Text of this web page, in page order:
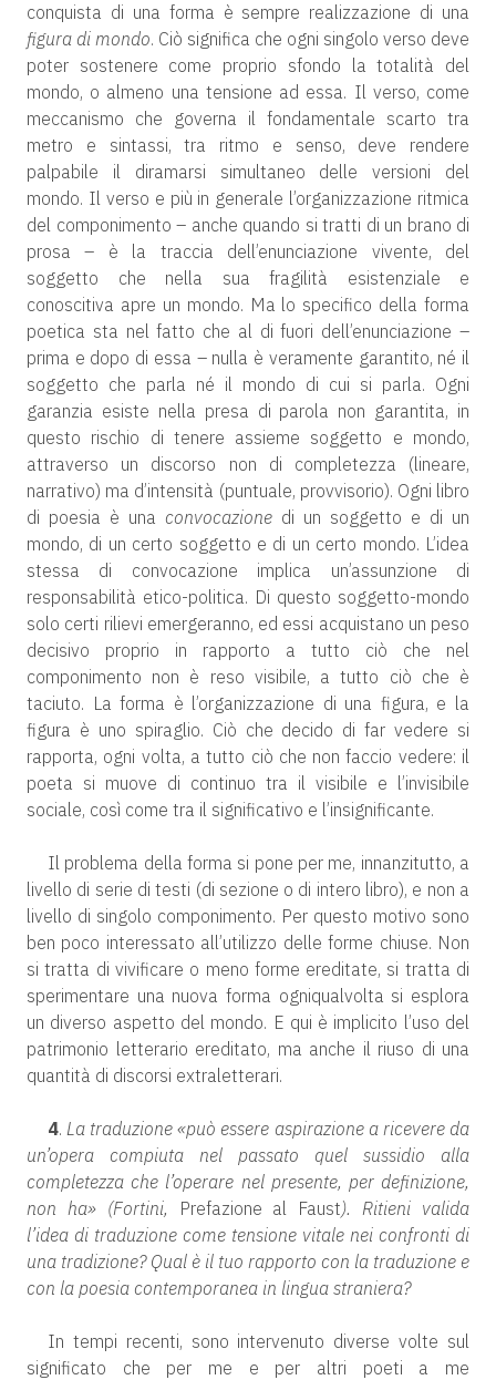
conquista di una forma è sempre realizzazione di una
figura di mondo. Ciò significa che ogni singolo verso deve
poter sostenere come proprio sfondo la totalità del
mondo, o almeno una tensione ad essa. Il verso, come
meccanismo che governa il fondamentale scarto tra
metro e sintassi, tra ritmo e senso, deve rendere
palpabile il diramarsi simultaneo delle versioni del
mondo. Il verso e più in generale l’organizzazione ritmica
del componimento – anche quando si tratti di un brano di
prosa – è la traccia dell’enunciazione vivente, del
soggetto che nella sua fragilità esistenziale e
conoscitiva apre un mondo. Ma lo specifico della forma
poetica sta nel fatto che al di fuori dell’enunciazione –
prima e dopo di essa – nulla è veramente garantito, né il
soggetto che parla né il mondo di cui si parla. Ogni
garanzia esiste nella presa di parola non garantita, in
questo rischio di tenere assieme soggetto e mondo,
attraverso un discorso non di completezza (lineare,
narrativo) ma d’intensità (puntuale, provvisorio). Ogni libro
di poesia è una convocazione di un soggetto e di un
mondo, di un certo soggetto e di un certo mondo. L’idea
stessa di convocazione implica un’assunzione di
responsabilità etico-politica. Di questo soggetto-mondo
solo certi rilievi emergeranno, ed essi acquistano un peso
decisivo proprio in rapporto a tutto ciò che nel
componimento non è reso visibile, a tutto ciò che è
taciuto. La forma è l’organizzazione di una figura, e la
figura è uno spiraglio. Ciò che decido di far vedere si
rapporta, ogni volta, a tutto ciò che non faccio vedere: il
poeta si muove di continuo tra il visibile e l’invisibile
sociale, così come tra il significativo e l’insignificante.
Il problema della forma si pone per me, innanzitutto, a
livello di serie di testi (di sezione o di intero libro), e non a
livello di singolo componimento. Per questo motivo sono
ben poco interessato all’utilizzo delle forme chiuse. Non
si tratta di vivificare o meno forme ereditate, si tratta di
sperimentare una nuova forma ogniqualvolta si esplora
un diverso aspetto del mondo. E qui è implicito l’uso del
patrimonio letterario ereditato, ma anche il riuso di una
quantità di discorsi extraletterari.
4.La traduzione «può essere aspirazione a ricevere da
un’opera compiuta nel passato quel sussidio alla
completezza che l’operare nel presente, per definizione,
non ha» (Fortini,
Prefazione al Faust). Ritieni valida
l’idea di traduzione come tensione vitale nei confronti di
una tradizione? Qual è il tuo rapporto con la traduzione e
con la poesia contemporanea in lingua straniera?
In tempi recenti, sono intervenuto diverse volte sul
significato che per me e per altri poeti a me